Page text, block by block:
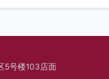
5号楼103店面